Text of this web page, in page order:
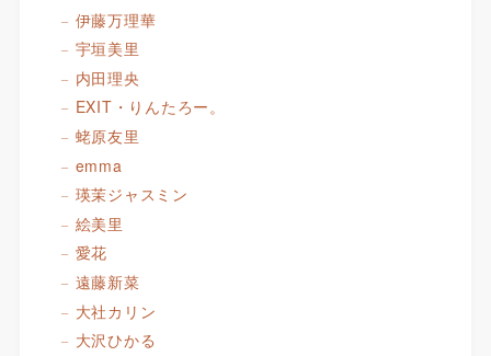
伊藤万理華
宇垣美里
内田理央
EXIT・りんたろー。
蛯原友里
emma
瑛茉ジャスミン
絵美里
愛花
遠藤新菜
大社カリン
大沢ひかる